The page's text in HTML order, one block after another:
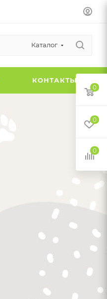
Каталог
КОНТАКТЫ
0
0
0